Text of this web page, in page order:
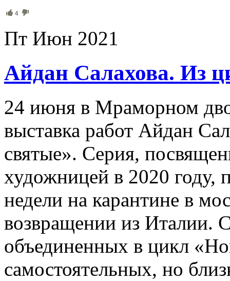
4
Пт Июн 2021
Айдан Салахова. Из
24 июня в Мраморном
выставка работ Айдан
святые». Серия,
художницей в 2020 году,
недели на карантине в
возвращении из Италии.
объединенных в цикл
самостоятельных, но